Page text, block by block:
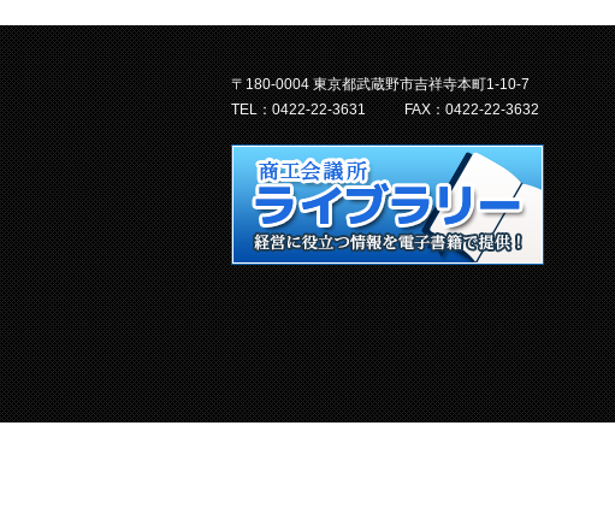
〒180-0004 東京都武蔵野市吉祥寺本町1-10-7
TEL：0422-22-3631
FAX：0422-22-3632